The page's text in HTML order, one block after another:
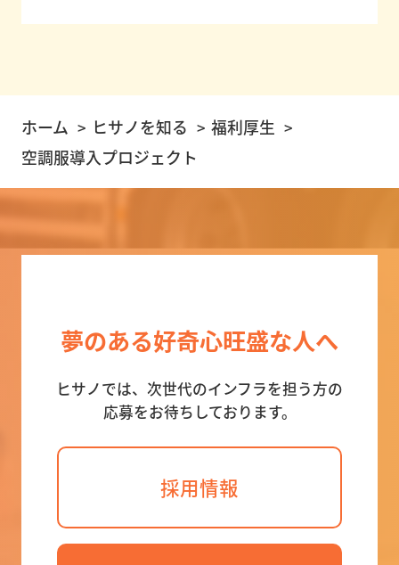
ホーム ヒサノを知る
福利厚生
空調服導入プロジェクト
夢のある好奇心旺盛な人へ
ヒサノでは、次世代のインフラを担う方の
応募をお待ちしております。
採用情報